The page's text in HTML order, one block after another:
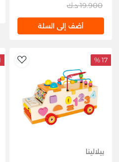
19.900 د.ك
أضف إلى السلة
17 %
بيلالينا